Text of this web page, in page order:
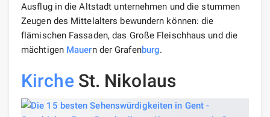
Ausflug in die Altstadt unternehmen und die stummen
Zeugen des Mittelalters bewundern können: die
flämischen Fassaden, das Große Fleischhaus und die
mächtigen Mauern der Grafenburg.
KircheSt. Nikolaus